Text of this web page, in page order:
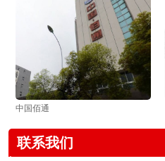
中国佰通
联系我们